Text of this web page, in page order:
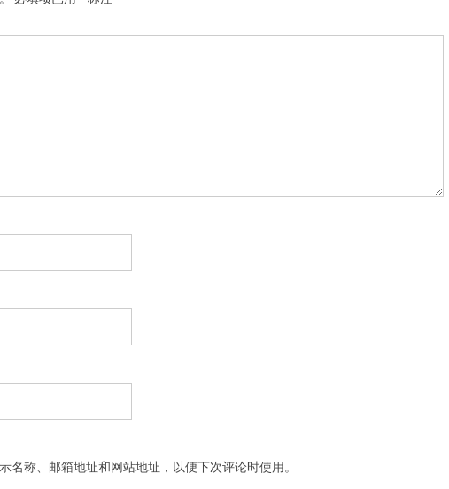
名称、邮箱地址和网站地址，以便下次评论时使用。